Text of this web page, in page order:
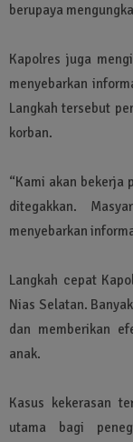
berupaya
Kapolres juga
menyebarkan
Langkah tersebut
korban.
“Kami akan bekerja
ditegakkan.
menyebarkan
Langkah cepat
Nias Selatan.
dan memberikan
anak.
Kasus kekerasan
utama bagi